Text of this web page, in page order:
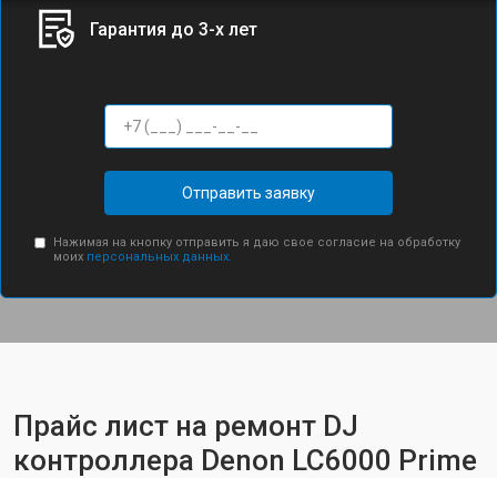
Гарантия до 3-х лет
Отправить заявку
Нажимая на кнопку отправить я даю свое согласие на обработку
моих персональных данных.
Прайс лист на ремонт DJ
контроллера Denon LC6000 Prime